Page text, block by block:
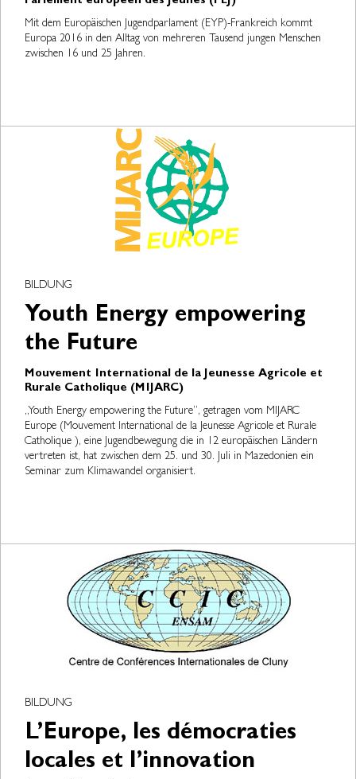
Mit dem Europäischen Jugendparlament (EYP)-Frankreich kommt
Europa 2016 in den Alltag von mehreren Tausend jungen Menschen
zwischen 16 und 25 Jahren.
BILDUNG
Youth Energy empowering
the Future
Mouvement International de la Jeunesse Agricole et
Rurale Catholique (MIJARC)
„Youth Energy empowering the Future“, getragen vom MIJARC
Europe (Mouvement International de la Jeunesse Agricole et Rurale
Catholique ), eine Jugendbewegung die in 12 europäischen Ländern
vertreten ist, hat zwischen dem 25. und 30. Juli in Mazedonien ein
Seminar zum Klimawandel organisiert.
BILDUNG
L’Europe, les démocraties
locales et l’innovation